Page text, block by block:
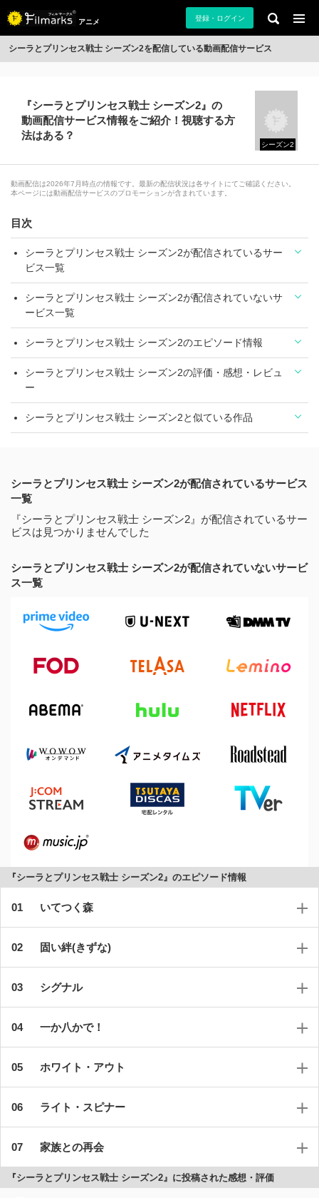
アニメ 登録・ログイン
シーラとプリンセス戦士 シーズン2を配信している動画配信サービス
『シーラとプリンセス戦士 シーズン2』の
動画配信サービス情報をご紹介！視聴する方
法はある？
シーズン2
動画配信は2026年7月時点の情報です。最新の配信状況は各サイトにてご確認ください。
本ページには動画配信サービスのプロモーションが含まれています。
目次
シーラとプリンセス戦士 シーズン2が配信されているサー
ビス一覧
シーラとプリンセス戦士 シーズン2が配信されていないサ
ービス一覧
シーラとプリンセス戦士 シーズン2のエピソード情報
シーラとプリンセス戦士 シーズン2の評価・感想・レビュ
ー
シーラとプリンセス戦士 シーズン2と似ている作品
シーラとプリンセス戦士 シーズン2が配信されているサービス
一覧
『シーラとプリンセス戦士 シーズン2』が配信されているサー
ビスは見つかりませんでした
シーラとプリンセス戦士 シーズン2が配信されていないサービ
ス一覧
『シーラとプリンセス戦士 シーズン2』のエピソード情報
いてつく森
固い絆(きずな)
シグナル
一か八かで！
ホワイト・アウト
ライト・スピナー
家族との再会
『シーラとプリンセス戦士 シーズン2』に投稿された感想・評価